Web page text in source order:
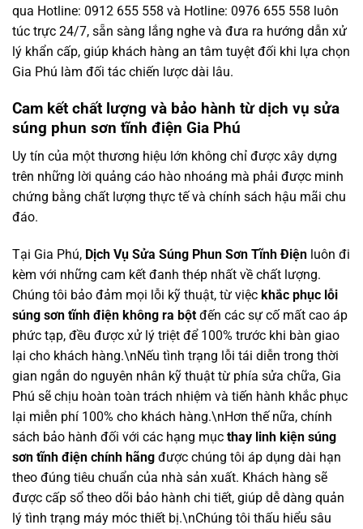
qua Hotline: 0912 655 558 và Hotline: 0976 655 558 luôn
túc trực 24/7, sẵn sàng lắng nghe và đưa ra hướng dẫn xử
lý khẩn cấp, giúp khách hàng an tâm tuyệt đối khi lựa chọn
Gia Phú làm đối tác chiến lược dài lâu.
Cam kết chất lượng và bảo hành từ dịch vụ sửa
súng phun sơn tĩnh điện Gia Phú
Uy tín của một thương hiệu lớn không chỉ được xây dựng
trên những lời quảng cáo hào nhoáng mà phải được minh
chứng bằng chất lượng thực tế và chính sách hậu mãi chu
đáo.
Tại Gia Phú, Dịch Vụ Sửa Súng Phun Sơn Tĩnh Điện luôn đi
kèm với những cam kết đanh thép nhất về chất lượng.
Chúng tôi bảo đảm mọi lỗi kỹ thuật, từ việc khắc phục lỗi
súng sơn tĩnh điện không ra bột đến các sự cố mất cao áp
phức tạp, đều được xử lý triệt để 100% trước khi bàn giao
lại cho khách hàng.\nNếu tình trạng lỗi tái diễn trong thời
gian ngắn do nguyên nhân kỹ thuật từ phía sửa chữa, Gia
Phú sẽ chịu hoàn toàn trách nhiệm và tiến hành khắc phục
lại miễn phí 100% cho khách hàng.\nHơn thế nữa, chính
sách bảo hành đối với các hạng mục thay linh kiện súng
sơn tĩnh điện chính hãng được chúng tôi áp dụng dài hạn
theo đúng tiêu chuẩn của nhà sản xuất. Khách hàng sẽ
được cấp sổ theo dõi bảo hành chi tiết, giúp dễ dàng quản
lý tình trạng máy móc thiết bị.\nChúng tôi thấu hiểu sâu